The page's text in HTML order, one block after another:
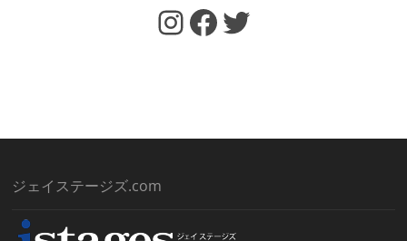
https://www.facebook.com/jstages/ Facebook Twitter
ジェイステージズ.com